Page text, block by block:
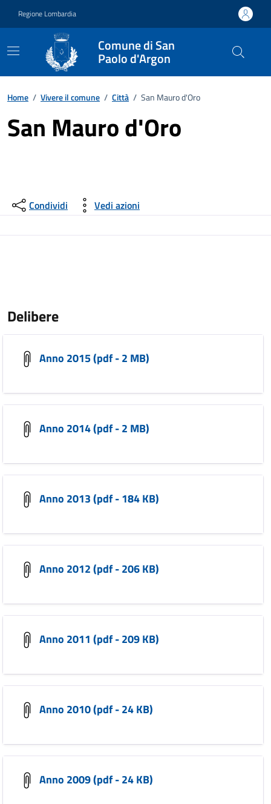
Regione Lombardia
Comune di San
Paolo d'Argon
Home / Vivere il comune / Città / San Mauro d'Oro
San Mauro d'Oro
Condividi Vedi azioni
Delibere
Anno 2015 (pdf - 2 MB)
Anno 2014 (pdf - 2 MB)
Anno 2013 (pdf - 184 KB)
Anno 2012 (pdf - 206 KB)
Anno 2011 (pdf - 209 KB)
Anno 2010 (pdf - 24 KB)
Anno 2009 (pdf - 24 KB)